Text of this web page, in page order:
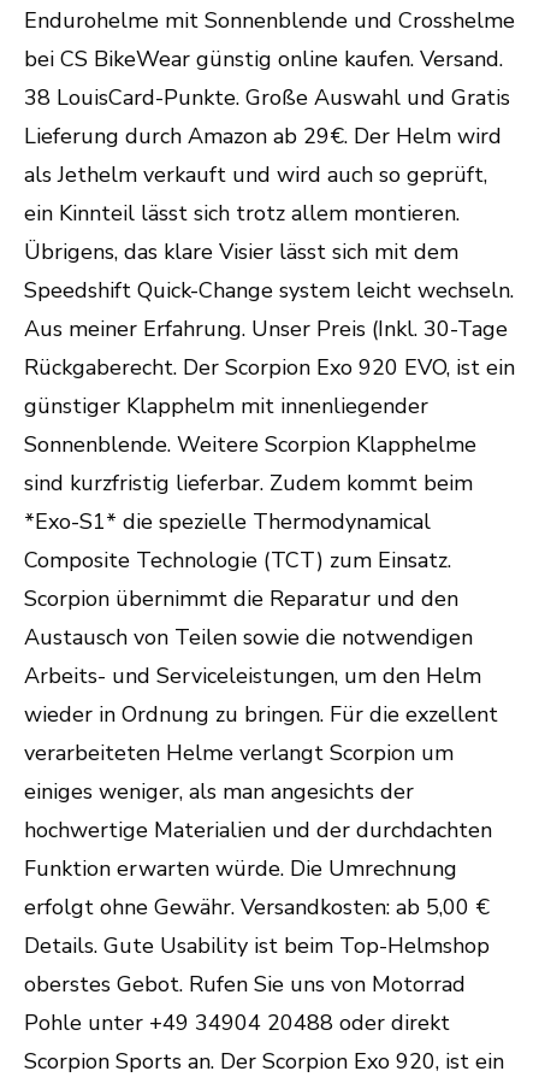
Endurohelme mit Sonnenblende und Crosshelme
bei CS BikeWear günstig online kaufen. Versand.
38 LouisCard-Punkte. Große Auswahl und Gratis
Lieferung durch Amazon ab 29€. Der Helm wird
als Jethelm verkauft und wird auch so geprüft,
ein Kinnteil lässt sich trotz allem montieren.
Übrigens, das klare Visier lässt sich mit dem
Speedshift Quick-Change system leicht wechseln.
Aus meiner Erfahrung. Unser Preis (Inkl. 30-Tage
Rückgaberecht. Der Scorpion Exo 920 EVO, ist ein
günstiger Klapphelm mit innenliegender
Sonnenblende. Weitere Scorpion Klapphelme
sind kurzfristig lieferbar. Zudem kommt beim
*Exo-S1* die spezielle Thermodynamical
Composite Technologie (TCT) zum Einsatz.
Scorpion übernimmt die Reparatur und den
Austausch von Teilen sowie die notwendigen
Arbeits- und Serviceleistungen, um den Helm
wieder in Ordnung zu bringen. Für die exzellent
verarbeiteten Helme verlangt Scorpion um
einiges weniger, als man angesichts der
hochwertige Materialien und der durchdachten
Funktion erwarten würde. Die Umrechnung
erfolgt ohne Gewähr. Versandkosten: ab 5,00 €
Details. Gute Usability ist beim Top-Helmshop
oberstes Gebot. Rufen Sie uns von Motorrad
Pohle unter +49 34904 20488 oder direkt
Scorpion Sports an. Der Scorpion Exo 920, ist ein